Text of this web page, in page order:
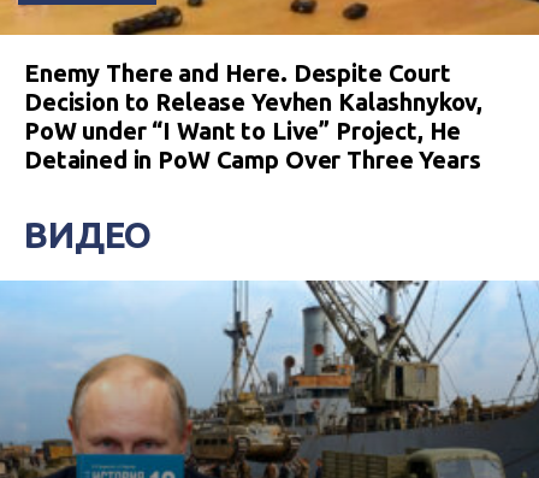
Enemy There and Here. Despite Court
Decision to Release Yevhen Kalashnykov,
PoW under “I Want to Live” Project, He
Detained in PoW Camp Over Three Years
ВИДЕО